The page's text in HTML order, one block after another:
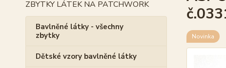
ZBYTKY LÁTEK NA PATCHWORK
Bavlněné látky - všechny
zbytky
Dětské vzory bavlněné látky
Novinka